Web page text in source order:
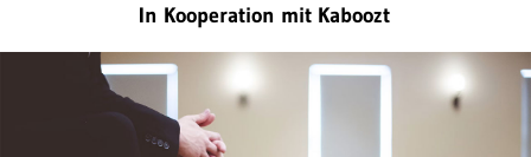
In Kooperation mit Kaboozt